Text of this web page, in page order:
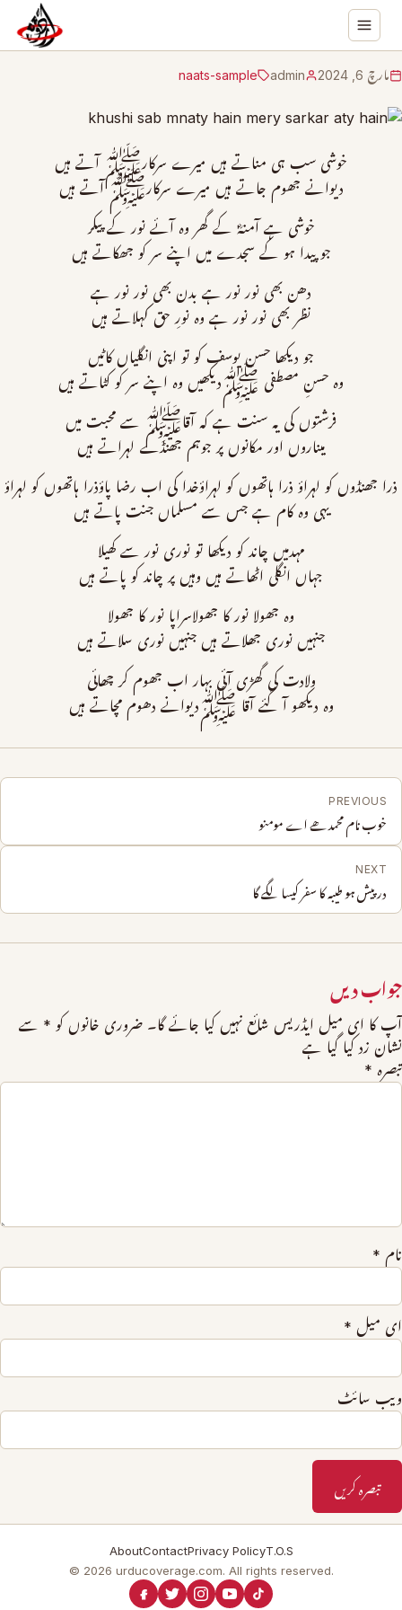
مارچ 6, 2024 admin
naats-sample
خوشی سب ہی مناتے ہیں میرے سرکارﷺ آتے ہیں
دیوانے جھوم جاتے ہیں میرے سرکارﷺ آتے ہیں
خوشی ہے آمنہؓ کے گھر وہ آئے نور کے پیکر
جو پیدا ہو کے سجدے میں اپنے سر کو جھکاتے ہیں
دھن بھی نور نور ہے بدن بھی نور نور ہے
نظر بھی نور نور ہے وہ نورِ حق کہلاتے ہیں
جو دیکھا حسن یوسف کو تو اپنی انگلیاں کاٹیں
وہ حسنِ مصطفی ﷺدیکھیں وہ اپنے سر کو کٹاتے ہیں
فرشتوں کی یہ سنت ہے کہ آقاﷺ سے محبت میں
میناروں اور مکانوں پر جوہم جھنڈے لہراتے ہیں
ذرا جھنڈوں کو لہراؤ ذرا ہاتھوں کو لہراؤخدا کی اب رضا پاؤذرا ہاتھوں کو لہراؤ
یہی وہ کام ہے جس سے مسلماں جنت پاتے ہیں
مہدمیں چاند کو دیکھا تو نوری نور سے کھیلا
جہاں انگلی اٹھاتے ہیں وہیں پر چاند کو پاتے ہیں
وہ جھولا نور کا جھولاسراپا نور کا جھولا
جنہیں نوری جھلاتے ہیں جنہیں نوری سلاتے ہیں
ولادت کی گھڑی آئی بہار اب جھوم کر چھائی
وہ دیکھو آ گئے آقا ﷺدیوانے دھوم مچاتے ہیں
PREVIOUS
خوب نام محمد ھے اے مومنو
NEXT
در پیش ہو طیبہ کا سفر کیسا لگے گا
جواب دیں
آپ کا ای میل ایڈریس شائع نہیں کیا جائے گا۔ ضروری خانوں کو * سے
نشان زد کیا گیا ہے
تبصرہ *
نام *
ای میل *
ویب‌ سائٹ
AboutContactPrivacy PolicyT.O.S
© 2026 urducoverage.com. All rights reserved.